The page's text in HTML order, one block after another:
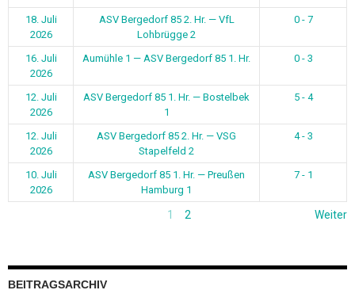
18. Juli
2026
ASV Bergedorf 85 2. Hr. — VfL
Lohbrügge 2
0 - 7
16. Juli
2026
Aumühle 1 — ASV Bergedorf 85 1. Hr. 0 - 3
12. Juli
2026
ASV Bergedorf 85 1. Hr. — Bostelbek
1
5 - 4
12. Juli
2026
ASV Bergedorf 85 2. Hr. — VSG
Stapelfeld 2
4 - 3
10. Juli
2026
ASV Bergedorf 85 1. Hr. — Preußen
Hamburg 1
7 - 1
1 2 Weiter
BEITRAGSARCHIV